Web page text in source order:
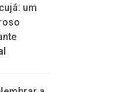
um